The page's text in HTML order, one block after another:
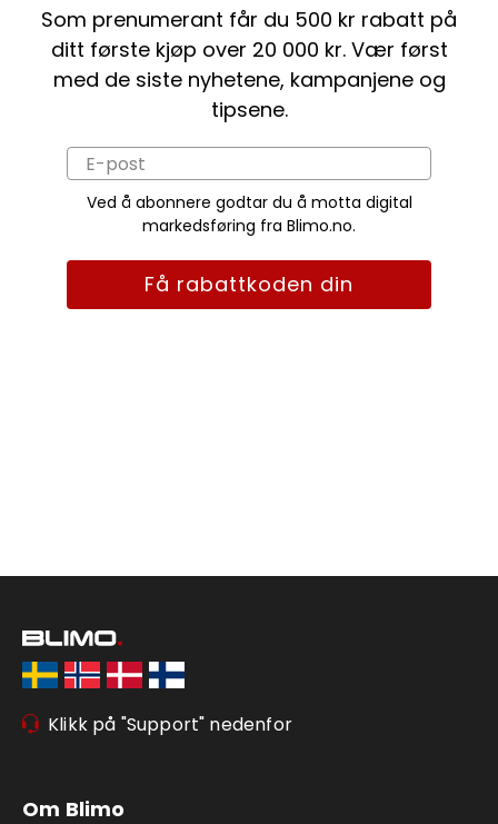
Som prenumerant får du 500 kr rabatt på
ditt første kjøp over 20 000 kr. Vær først
med de siste nyhetene, kampanjene og
tipsene.
Ved å abonnere godtar du å motta digital
markedsføring fra Blimo.no.
Få rabattkoden din
Klikk på "Support" nedenfor
Om Blimo